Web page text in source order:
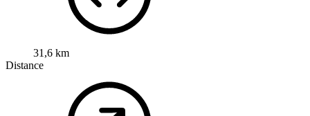
31,6 km
Distance